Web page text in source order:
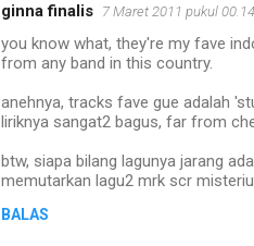
ginna finalis 7 Maret 2011 pukul 00.14
you know what, they're my fave
from any band in this country.
anehnya, tracks fave gue adalah
liriknya sangat2 bagus, far from
btw, siapa bilang lagunya jarang
memutarkan lagu2 mrk scr
BALAS